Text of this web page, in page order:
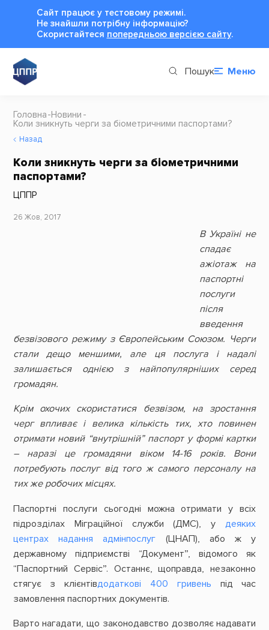
Сайт працює у тестовому режимі.
Не знайшли потрібну інформацію?
Cкористайтеся попередньою версією сайту.
Пошук Меню
Головна Новини
Коли зникнуть черги за біометричними паспортами?
Назад
Коли зникнуть черги за біометричними
паспортами?
ЦППР
26 Жов, 2017
В Україні не
спадає
ажіотаж на
паспортні
послуги
після
введення
безвізового режиму з Європейським Союзом. Черги
стали дещо меншими, але ця послуга і надалі
залишається однією з найпопулярніших серед
громадян.
Крім охочих скористатися безвізом, на зростання
черг впливає і велика кількість тих, хто повинен
отримати новий “внутрішній” паспорт у формі картки
– наразі це громадяни віком 14-16 років. Вони
потребують послуг від того ж самого персоналу на
тих же робочих місцях.
Паспортні послуги сьогодні можна отримати у всіх
підрозділах Міграційної служби (ДМС), удеяких
центрах надання адмінпослуг (ЦНАП), або ж у
державному підприємстві “Документ”, відомого як
“Паспортний Сервіс”. Останнє, щоправда, незаконно
стягує з клієнтівдодаткові 400 гривень під час
замовлення паспортних документів.
Варто нагадати, що законодавство дозволяє надавати